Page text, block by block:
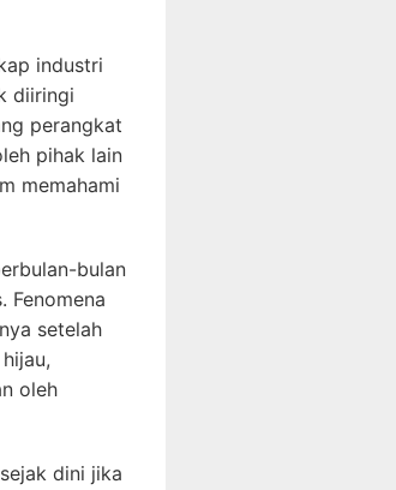
industri
diiringi
perangkat
pihak lain
memahami
bulan
setelah
oleh
dini jika